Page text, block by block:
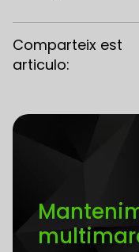
Comparteix est
articulo: